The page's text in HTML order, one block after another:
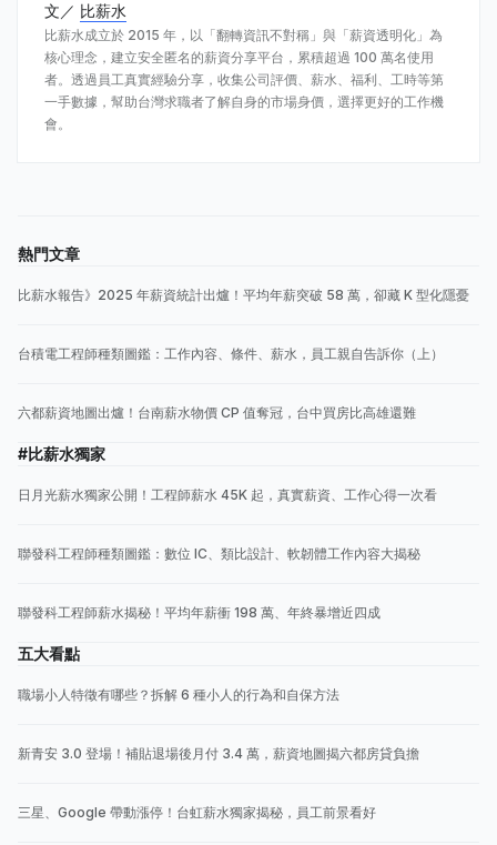
文／ 比薪水
比薪水成立於 2015 年，以「翻轉資訊不對稱」與「薪資透明化」為
核心理念，建立安全匿名的薪資分享平台，累積超過 100 萬名使用
者。透過員工真實經驗分享，收集公司評價、薪水、福利、工時等第
一手數據，幫助台灣求職者了解自身的市場身價，選擇更好的工作機
會。
熱門文章
比薪水報告》2025 年薪資統計出爐！平均年薪突破 58 萬，卻藏 K 型化隱憂
台積電工程師種類圖鑑：工作內容、條件、薪水，員工親自告訴你（上）
六都薪資地圖出爐！台南薪水物價 CP 值奪冠，台中買房比高雄還難
#比薪水獨家
日月光薪水獨家公開！工程師薪水 45K 起，真實薪資、工作心得一次看
聯發科工程師種類圖鑑：數位 IC、類比設計、軟韌體工作內容大揭秘
聯發科工程師薪水揭秘！平均年薪衝 198 萬、年終暴增近四成
五大看點
職場小人特徵有哪些？拆解 6 種小人的行為和自保方法
新青安 3.0 登場！補貼退場後月付 3.4 萬，薪資地圖揭六都房貸負擔
三星、Google 帶動漲停！台虹薪水獨家揭秘，員工前景看好